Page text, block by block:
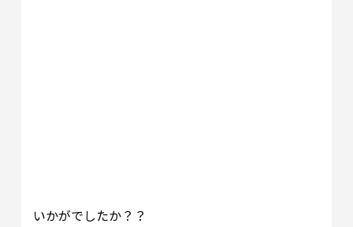
いかがでしたか？？